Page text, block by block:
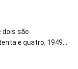
dois são
e quatro, 1949...